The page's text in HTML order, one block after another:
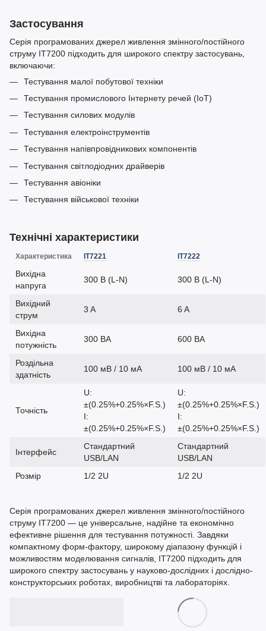
Застосування
Серія програмованих джерел живлення змінного/постійного
струму IT7200 підходить для широкого спектру застосувань,
включаючи:
Тестування малої побутової техніки
Тестування промислового Інтернету речей (IoT)
Тестування силових модулів
Тестування електроінструментів
Тестування напівпровідникових компонентів
Тестування світлодіодних драйверів
Тестування авіоніки
Тестування військової техніки
Технічні характеристики
Характеристика IT7221 IT7222
Вихідна
напруга
300 В (L-N) 300 В (L-N)
Вихідний
струм
3 A 6 A
Вихідна
потужність
300 ВА 600 ВА
Роздільна
здатність
100 мВ / 10 мА 100 мВ / 10 мА
Точність
U:
±(0.25%+0.25%×F.S.)
I:
±(0.25%+0.25%×F.S.)
U:
±(0.25%+0.25%×F.S.)
I:
±(0.25%+0.25%×F.S.)
Інтерфейс
Стандартний
USB/LAN
Стандартний
USB/LAN
Розмір
1/2 2U 1/2 2U
Серія програмованих джерел живлення змінного/постійного
струму IT7200 — це універсальне, надійне та економічно
ефективне рішення для тестування потужності. Завдяки
компактному форм-фактору, широкому діапазону функцій і
можливостям моделювання сигналів, IT7200 підходить для
широкого спектру застосувань у науково-дослідних і дослідно-
конструкторських роботах, виробництві та лабораторіях.